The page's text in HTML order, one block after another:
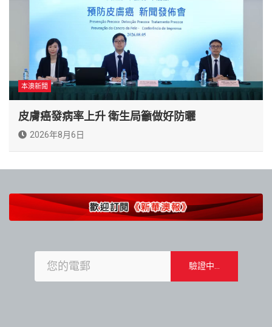
本澳新聞
皮膚癌發病率上升 衛生局籲做好防曬
2026年8月6日